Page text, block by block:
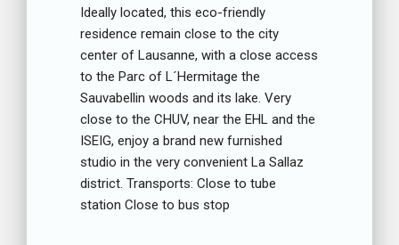
Ideally located, this eco-friendly
residence remain close to the city
center of Lausanne, with a close access
to the Parc of L´Hermitage the
Sauvabellin woods and its lake. Very
close to the CHUV, near the EHL and the
ISEIG, enjoy a brand new furnished
studio in the very convenient La Sallaz
district. Transports: Close to tube
station Close to bus stop